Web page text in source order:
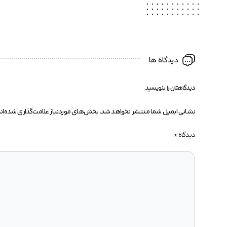
دیدگاه ها
دیدگاهتان را بنویسید
نشانی ایمیل شما منتشر نخواهد شد.بخش‌های موردنیاز علامت‌گذاری
دیدگاه*